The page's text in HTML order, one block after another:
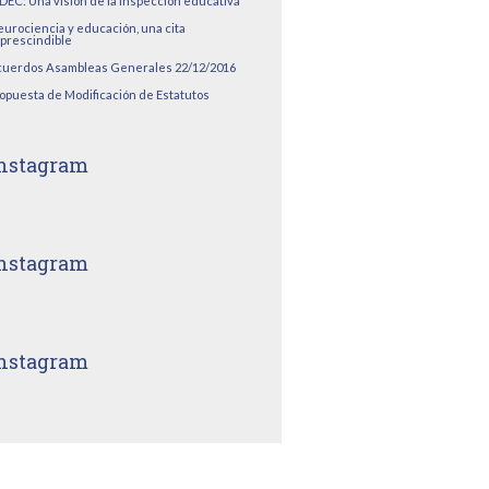
y educación, una cita
Asambleas Generales 22/12/2016
de Modificación de Estatutos